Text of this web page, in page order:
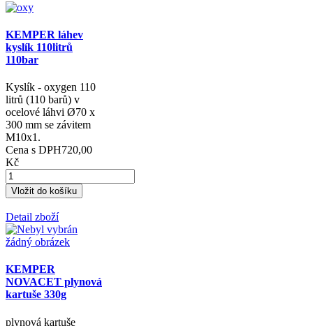
KEMAP plynová
kartuše se závitem
7/16"
Cena s DPH
Detail zboží
KEMPER láhev
kyslík 110litrů
110bar
Kyslík - oxygen 110
litrů (110 barů) v
ocelové láhvi Ø70 x
M10x1.
Cena s DPH 720,00
Kč